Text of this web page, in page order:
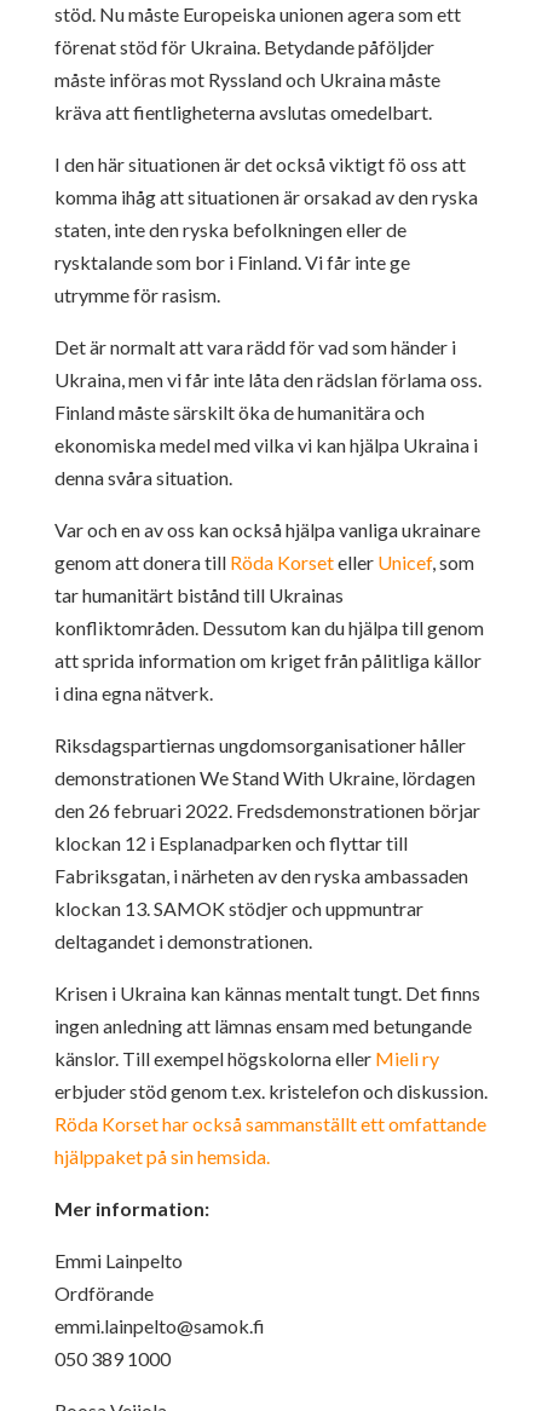
stöd. Nu måste Europeiska unionen agera som ett
förenat stöd för Ukraina. Betydande påföljder
måste införas mot Ryssland och Ukraina måste
kräva att fientligheterna avslutas omedelbart.
I den här situationen är det också viktigt fö oss att
komma ihåg att situationen är orsakad av den ryska
staten, inte den ryska befolkningen eller de
rysktalande som bor i Finland. Vi får inte ge
utrymme för rasism.
Det är normalt att vara rädd för vad som händer i
Ukraina, men vi får inte låta den rädslan förlama oss.
Finland måste särskilt öka de humanitära och
ekonomiska medel med vilka vi kan hjälpa Ukraina i
denna svåra situation.
Var och en av oss kan också hjälpa vanliga ukrainare
genom att donera till Röda Korseteller Unicef, som
tar humanitärt bistånd till Ukrainas
konfliktområden. Dessutom kan du hjälpa till genom
att sprida information om kriget från pålitliga källor
i dina egna nätverk.
Riksdagspartiernas ungdomsorganisationer håller
demonstrationen We Stand With Ukraine, lördagen
den 26 februari 2022. Fredsdemonstrationen börjar
klockan 12 i Esplanadparken och flyttar till
Fabriksgatan, i närheten av den ryska ambassaden
klockan 13. SAMOK stödjer och uppmuntrar
deltagandet i demonstrationen.
Krisen i Ukraina kan kännas mentalt tungt. Det finns
ingen anledning att lämnas ensam med betungande
känslor. Till exempel högskolorna eller Mieli ry
erbjuder stöd genom t.ex. kristelefon och diskussion.
Röda Korset har också sammanställt ett omfattande
hjälppaket på sin hemsida.
Mer information:
Emmi Lainpelto
Ordförande
emmi.lainpelto@samok.fi
050 389 1000